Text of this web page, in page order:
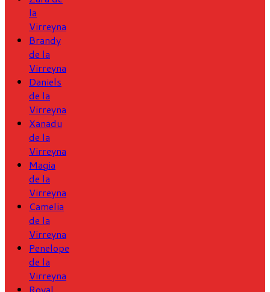
la
Virreyna
Brandy
de la
Virreyna
Daniels
de la
Virreyna
Xanadu
de la
Virreyna
Magia
de la
Virreyna
Camelia
de la
Virreyna
Penelope
de la
Virreyna